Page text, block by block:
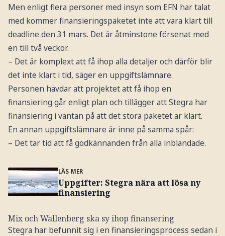
Men enligt flera personer med insyn som EFN har talat
med kommer finansieringspaketet inte att vara klart till
deadline den 31 mars. Det är åtminstone försenat med
en till två veckor.
– Det är komplext att få ihop alla detaljer och därför blir
det inte klart i tid, säger en uppgiftslämnare.
Personen hävdar att projektet att få ihop en
finansiering går enligt plan och tillägger att Stegra har
finansiering i väntan på att det stora paketet är klart.
En annan uppgiftslämnare är inne på samma spår:
– Det tar tid att få godkännanden från alla inblandade.
LÄS MER
Uppgifter: Stegra nära att lösa ny
finansiering
Mix och Wallenberg ska sy ihop finansering
Stegra har befunnit sig i en finansieringsprocess sedan i